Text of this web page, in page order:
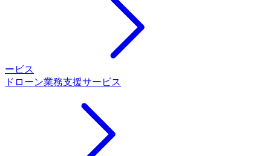
ービス
ドローン業務支援サービス